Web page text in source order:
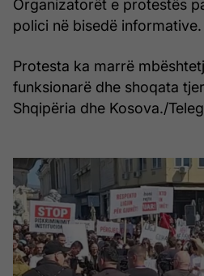
Organizatorët e protestës
polici në bisedë informative.
Protesta ka marrë
funksionarë dhe shoqata
Shqipëria dhe Kosova./